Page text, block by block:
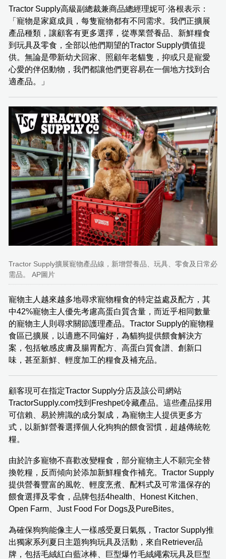
Tractor Supply高級副總裁兼商品總經理妮可·洛根表示：
「寵物是家庭成員，每隻寵物都有不同需求。我們正擴展
產品種類，讓顧客有更多選擇，從專業營養品、新鮮糧食
到玩具及零食，全部以他們期望的Tractor Supply價值提
供。無論是帶新幼犬回家、照顧年老貓隻，抑或只是寵愛
心愛的伴侶動物，我們都讓他們更容易在一個地方找到合
適產品。」
Tractor Supply擴展寵物產品線，新增營養品、玩具、零食及日常必
需品。 AP圖片
寵物主人越來越多地尋求寵物糧食的特定益處及配方，其
中42%寵物主人優先考慮高蛋白質含量，而近乎相同數量
的寵物主人則尋求關節護理產品。Tractor Supply的寵物糧
食區已擴展，以適應不同偏好，為貓狗提供餵食解決方
案，包括敏感皮膚及腸胃配方、高蛋白質食譜、創新口
味，甚至新鮮、輕度加工的糧食及補充品。
顧客現可在指定Tractor Supply分店及該公司網站
TractorSupply.com找到Freshpet冷藏產品。這些產品採用
可信賴、易於辨識的成分製成，為寵物主人提供更多方
式，以新鮮營養選擇個人化狗狗的餵食習慣，超越傳統乾
糧。
由於許多寵物不喜歡改變糧食，部分寵物主人不願完全替
換乾糧，反而傾向於添加新鮮糧食作補充。Tractor Supply
提供營養豐富的風乾、輕度烹煮、配料式及可常溫保存的
餵食選擇及零食，品牌包括4health、Honest Kitchen、
Open Farm、Just Food For Dogs及PureBites。
為確保狗狗能像主人一樣感受夏日氣氛，Tractor Supply推
出獨家系列夏日主題狗狗玩具及活動，來自Retriever品
牌，包括毛絨紅白藍冰棒、巨型爆竹毛絨繩索玩具及巨型